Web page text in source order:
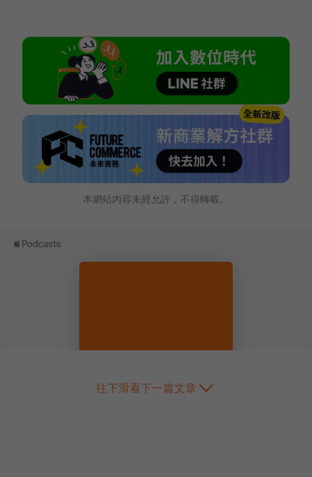
本網站內容未經允許，不得轉載。
往下滑看下一篇文章